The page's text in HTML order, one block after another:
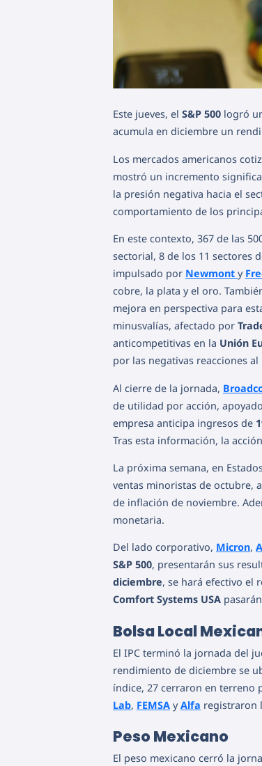
Este jueves, el S&P 500 logró
acumula en diciembre un
Los mercados americanos
mostró un incremento
la presión negativa hacia el
comportamiento de los
En este contexto, 367 de las
sectorial, 8 de los 11 sectores
impulsado por Newmont y
cobre, la plata y el oro.
mejora en perspectiva para
minusvalías, afectado por
anticompetitivas en la Unión
por las negativas reacciones
Al cierre de la jornada,
de utilidad por acción,
empresa anticipa ingresos de
Tras esta información, la
La próxima semana, en
ventas minoristas de octubre,
de inflación de noviembre.
monetaria.
Del lado corporativo, Micron,
S&P 500, presentarán sus
diciembre, se hará efectivo el
Comfort Systems USA
Bolsa Local
El IPC terminó la jornada del
rendimiento de diciembre se
índice, 27 cerraron en terreno
Lab, FEMSA yAlfa registraron
Peso Mexicano
El peso mexicano cerró la